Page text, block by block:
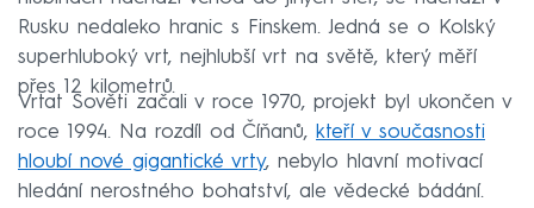
Rusku nedaleko hranic s Finskem. Jedná se o Kolský
superhluboký vrt, nejhlubší vrt na světě, který měří
přes 12 kilometrů.
Vrtat Sověti začali v roce 1970, projekt byl ukončen v
roce 1994. Na rozdíl od Číňanů, kteří v současnosti
hloubí nové gigantické vrty, nebylo hlavní motivací
hledání nerostného bohatství, ale vědecké bádání.